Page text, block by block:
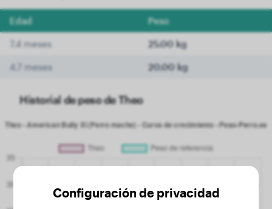
Edad Peso
7.4 meses 25.00 kg
4.7 meses 20.00 kg
Historial de peso de Theo
Configuración de privacidad